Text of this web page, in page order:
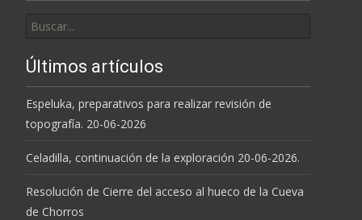
por:
Últimos artículos
Espeluka, preparativos para realizar revisión de
topografía. 20-06-2026
Celadilla, continuación de la exploración 20-06-2026.
Resolución de Cierre del acceso al hueco de la Cueva
de Chorros